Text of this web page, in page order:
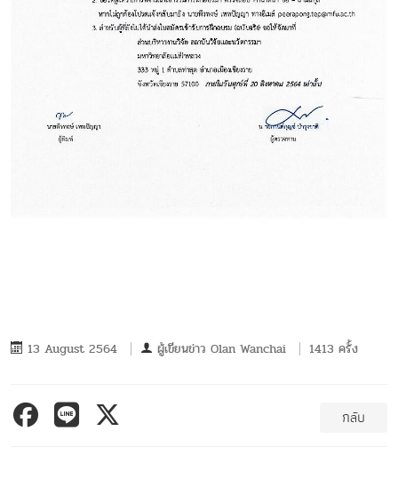
13 August 2564 ผู้เขียนข่าว Olan Wanchai 1413 ครั้ง
กลับ